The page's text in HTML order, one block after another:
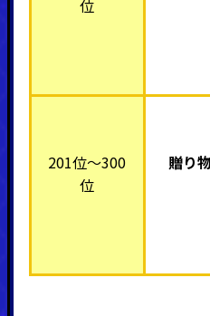
位
201位～300
位
贈り